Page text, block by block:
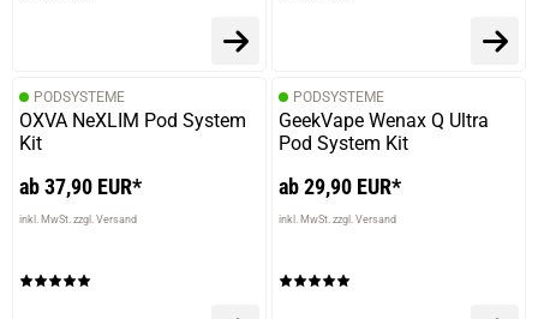
PODSYSTEME
OXVA NeXLIM Pod System
Kit
ab 37,90 EUR*
inkl. MwSt. zzgl. Versand
PODSYSTEME
GeekVape Wenax Q Ultra
Pod System Kit
ab 29,90 EUR*
inkl. MwSt. zzgl. Versand